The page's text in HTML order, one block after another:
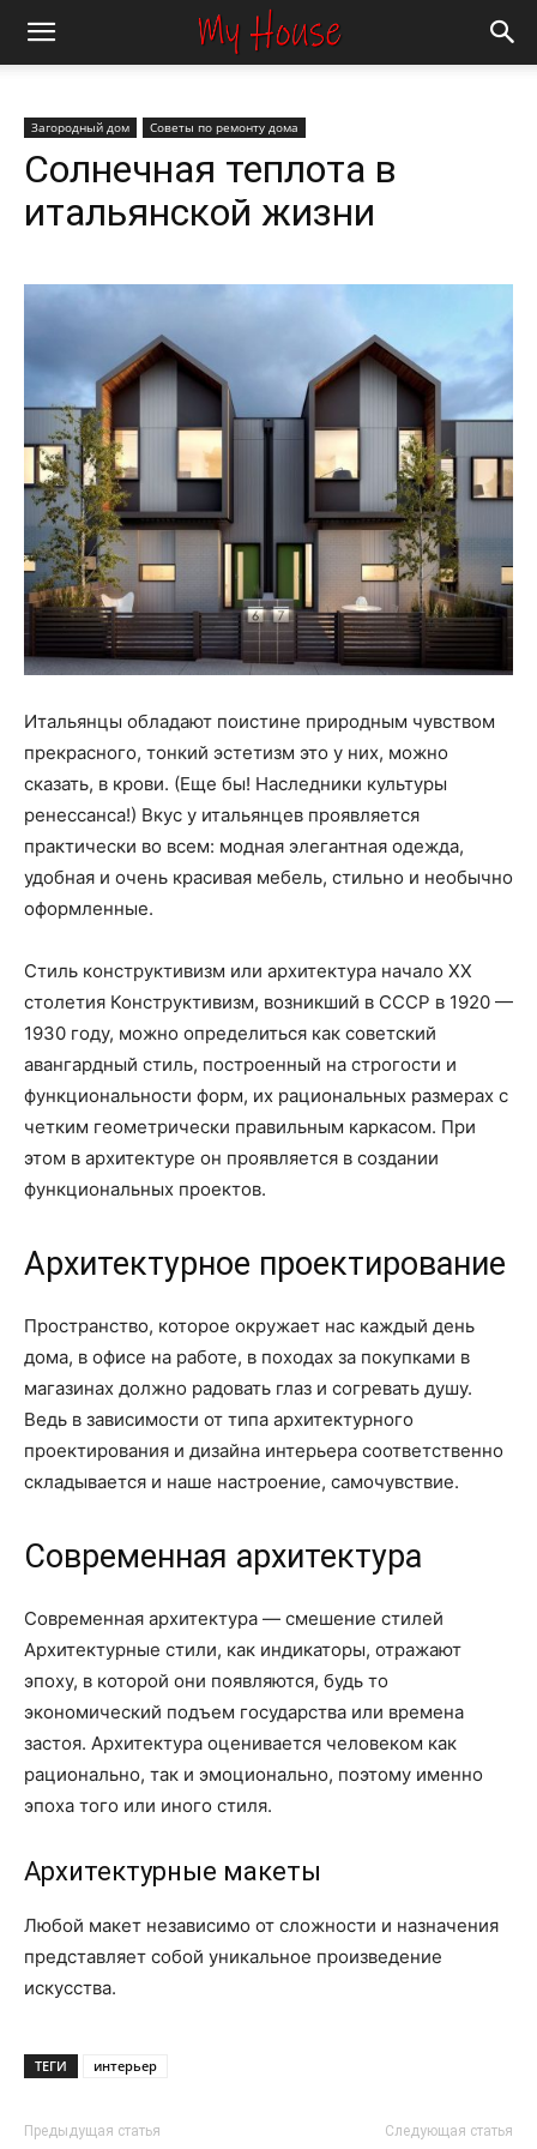
Загородный дом Советы по ремонту дома
Солнечная теплота в
итальянской жизни
Итальянцы обладают поистине природным чувством
прекрасного, тонкий эстетизм это у них, можно
сказать, в крови. (Еще бы! Наследники культуры
ренессанса!) Вкус у итальянцев проявляется
практически во всем: модная элегантная одежда,
удобная и очень красивая мебель, стильно и необычно
оформленные.
Стиль конструктивизм или архитектура начало XX
столетия Конструктивизм, возникший в СССР в 1920 —
1930 году, можно определиться как советский
авангардный стиль, построенный на строгости и
функциональности форм, их рациональных размерах с
четким геометрически правильным каркасом. При
этом в архитектуре он проявляется в создании
функциональных проектов.
Архитектурное проектирование
Пространство, которое окружает нас каждый день
дома, в офисе на работе, в походах за покупками в
магазинах должно радовать глаз и согревать душу.
Ведь в зависимости от типа архитектурного
проектирования и дизайна интерьера соответственно
складывается и наше настроение, самочувствие.
Современная архитектура
Современная архитектура — смешение стилей
Архитектурные стили, как индикаторы, отражают
эпоху, в которой они появляются, будь то
экономический подъем государства или времена
застоя. Архитектура оценивается человеком как
рационально, так и эмоционально, поэтому именно
эпоха того или иного стиля.
Архитектурные макеты
Любой макет независимо от сложности и назначения
представляет собой уникальное произведение
искусства.
ТЕГИ интерьер
Предыдущая статья Следующая статья